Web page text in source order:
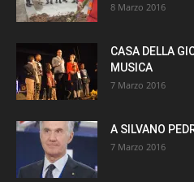
8 Marzo 2016
CASA DELLA
MUSICA
7 Marzo 2016
A SILVANO
7 Marzo 2016